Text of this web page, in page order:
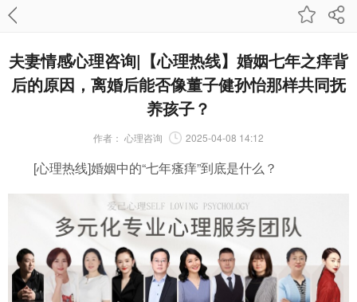
夫妻情感心理咨询|【心理热线】婚姻七年之痒背
后的原因，离婚后能否像董子健孙怡那样共同抚
养孩子？
作者： 心理咨询 2025-04-08 14:12
[心理热线]婚姻中的“七年瘙痒”到底是什么？